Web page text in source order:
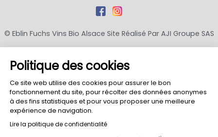
© Eblin Fuchs Vins Bio Alsace Site Réalisé Par AJI Groupe SAS
Conditions Générales De Vente
Confidentialité - Politique D’utilisation Des Cookies
Propriété Intellectuelle
Politique des cookies
Ce site web utilise des cookies pour assurer le bon
fonctionnement du site, pour récolter des données anonymes
à des fins statistiques et pour vous proposer une meilleure
expérience de navigation.
Lire la politique de confidentialité